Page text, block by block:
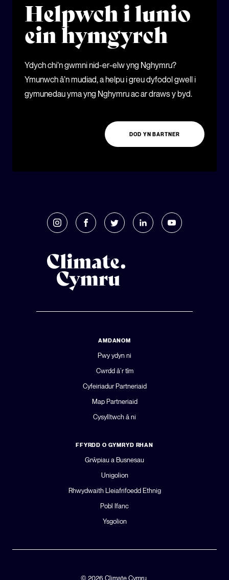
Helpwch i lunio
ein hymgyrch
Ydych chi’n gwmni nid-er-elw yng Nghymru?
Ymunwch â’n mudiad, a helpu i greu dyfodol gwell i
gymunedau yma yng Nghymru ac ar draws y byd.
DOD YN BARTNER
AMDANOM
Pwy ydyn ni
Cwrdd â’r tîm
Cyfeiriadur Partneriaid
Map Partneriaid
Cysylltwch â ni
FFYRDD O GYMRYD RHAN
Grŵpiau a Busnesau
Unigolion
Rhwydwaith Lleiafrifoedd Ethnig
Pobl Ifanc
Ysgolion
© 2026 Climate Cymru.